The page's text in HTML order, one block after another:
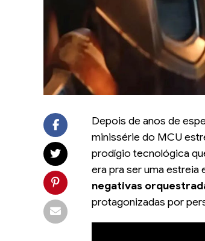
Depois de anos de
minissérie do MCU
prodígio tecnológica
era pra ser uma
negativas
protagonizadas por